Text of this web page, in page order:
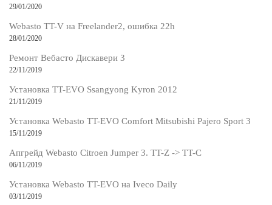
29/01/2020
Webasto TT-V на Freelander2, ошибка 22h
28/01/2020
Ремонт Вебасто Дискавери 3
22/11/2019
Установка TT-EVO Ssangyong Kyron 2012
21/11/2019
Установка Webasto TT-EVO Comfort Mitsubishi Pajero Sport 3
15/11/2019
Апгрейд Webasto Citroen Jumper 3. TT-Z -> TT-C
06/11/2019
Установка Webasto TT-EVO на Iveco Daily
03/11/2019